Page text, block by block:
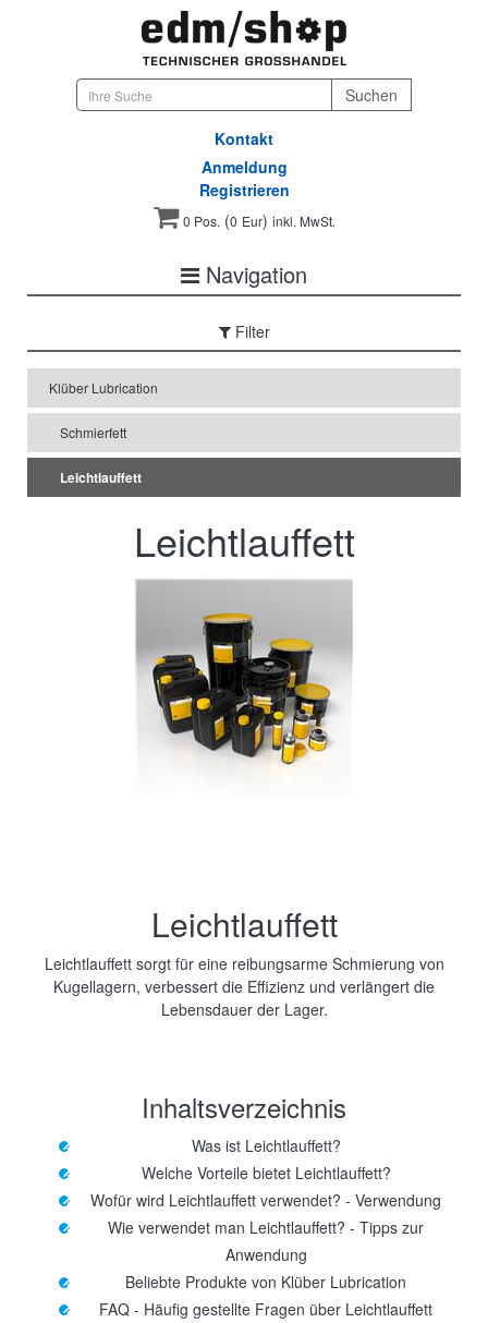
Kontakt
Anmeldung
Registrieren
0 Pos.(0 Eur) inkl. MwSt.
Navigation
Filter
Klüber Lubrication
Schmierfett
Leichtlauffett
Leichtlauffett
Leichtlauffett
Leichtlauffett sorgt für eine reibungsarme Schmierung von
Kugellagern, verbessert die Effizienz und verlängert die
Lebensdauer der Lager.
Inhaltsverzeichnis
Was ist Leichtlauffett?
Welche Vorteile bietet Leichtlauffett?
Wofür wird Leichtlauffett verwendet? - Verwendung
Wie verwendet man Leichtlauffett? - Tipps zur
Anwendung
Beliebte Produkte von Klüber Lubrication
FAQ - Häufig gestellte Fragen über Leichtlauffett